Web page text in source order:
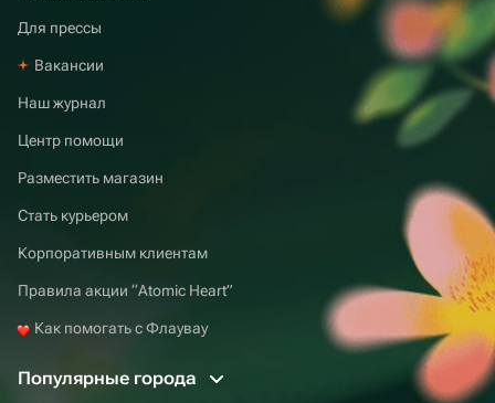
Для прессы
Вакансии
Наш журнал
Центр помощи
Разместить магазин
Стать курьером
Корпоративным клиентам
Правила акции “Atomic Heart”
Как помогать с Флаувау
Популярные города